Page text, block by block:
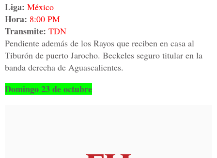
Liga: México
Hora: 8:00 PM
Transmite: TDN
Pendiente además de los Rayos que reciben en casa al
Tiburón de puerto Jarocho. Beckeles seguro titular en la
banda derecha de Aguascalientes.
Domingo 23 de octubre